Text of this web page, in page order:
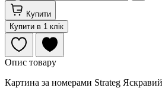
Купити
Купити в 1 клік
Опис товару
Картина за номерами Strateg